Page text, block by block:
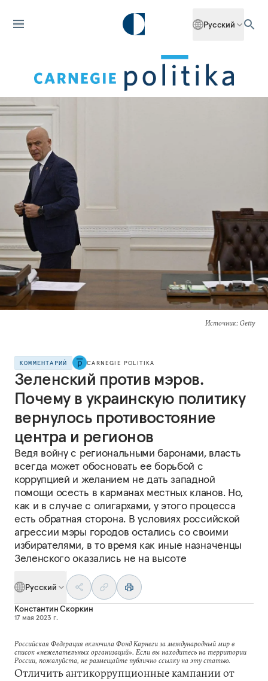
Русский
Источник: Getty
КОММЕНТАРИЙ CARNEGIE POLITIKA
Зеленский против мэров.
Почему в украинскую политику
вернулось противостояние
центра и регионов
Ведя войну с региональными баронами, власть
всегда может обосновать ее борьбой с
коррупцией и желанием не дать западной
помощи осесть в карманах местных кланов. Но,
как и в случае с олигархами, у этого процесса
есть обратная сторона. В условиях российской
агрессии мэры городов остались со своими
избирателями, в то время как иные назначенцы
Зеленского оказались не на высоте
Русский
Константин Скоркин
17 мая 2023 г.
Российская Федерация включила Фонд Карнеги за международный мир в
список «нежелательных организаций». Если вы находитесь на территории
России, пожалуйста, не размещайте публично ссылку на эту статью.
Отличить антикоррупционные кампании от